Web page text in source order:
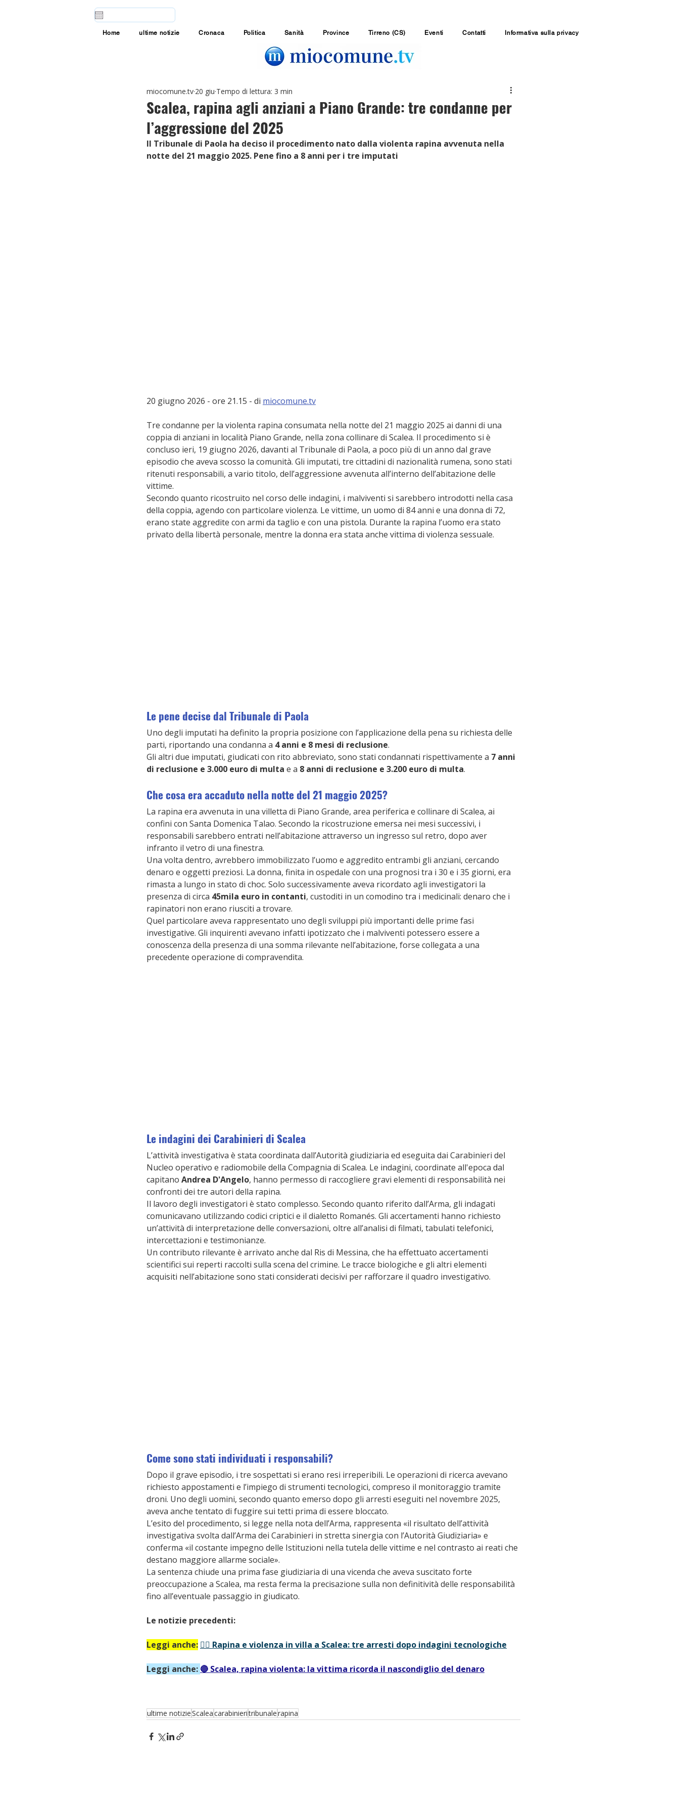
Home ultime notizie Cronaca Politica Sanità Province Tirreno (CS) Eventi Contatti Informativa sulla privacy
Scalea, rapina agli anziani a Piano Grande: tre condanne per
l’aggressione del 2025
miocomune.tv 20 giu Tempo di lettura: 3 min
Il Tribunale di Paola ha deciso il procedimento nato dalla violenta rapina avvenuta nella
notte del 21 maggio 2025. Pene fino a 8 anni per i tre imputati
20 giugno 2026 - ore 21.15 - di miocomune.tv
Tre condanne per la violenta rapina consumata nella notte del 21 maggio 2025 ai danni di una
coppia di anziani in località Piano Grande, nella zona collinare di Scalea. Il procedimento si è
concluso ieri, 19 giugno 2026, davanti al Tribunale di Paola, a poco più di un anno dal grave
episodio che aveva scosso la comunità. Gli imputati, tre cittadini di nazionalità rumena, sono stati
ritenuti responsabili, a vario titolo, dell’aggressione avvenuta all’interno dell’abitazione delle
vittime.
Secondo quanto ricostruito nel corso delle indagini, i malviventi si sarebbero introdotti nella casa
della coppia, agendo con particolare violenza. Le vittime, un uomo di 84 anni e una donna di 72,
erano state aggredite con armi da taglio e con una pistola. Durante la rapina l’uomo era stato
privato della libertà personale, mentre la donna era stata anche vittima di violenza sessuale.
Le pene decise dal Tribunale di Paola
Uno degli imputati ha definito la propria posizione con l’applicazione della pena su richiesta delle
parti, riportando una condanna a 4 anni e 8 mesi di reclusione.
Gli altri due imputati, giudicati con rito abbreviato, sono stati condannati rispettivamente a 7 anni
di reclusione e 3.000 euro di multa e a 8 anni di reclusione e 3.200 euro di multa.
Che cosa era accaduto nella notte del 21 maggio 2025?
La rapina era avvenuta in una villetta di Piano Grande, area periferica e collinare di Scalea, ai
confini con Santa Domenica Talao. Secondo la ricostruzione emersa nei mesi successivi, i
responsabili sarebbero entrati nell’abitazione attraverso un ingresso sul retro, dopo aver
infranto il vetro di una finestra.
Una volta dentro, avrebbero immobilizzato l’uomo e aggredito entrambi gli anziani, cercando
denaro e oggetti preziosi. La donna, finita in ospedale con una prognosi tra i 30 e i 35 giorni, era
rimasta a lungo in stato di choc. Solo successivamente aveva ricordato agli investigatori la
presenza di circa 45mila euro in contanti, custoditi in un comodino tra i medicinali: denaro che i
rapinatori non erano riusciti a trovare.
Quel particolare aveva rappresentato uno degli sviluppi più importanti delle prime fasi
investigative. Gli inquirenti avevano infatti ipotizzato che i malviventi potessero essere a
conoscenza della presenza di una somma rilevante nell’abitazione, forse collegata a una
precedente operazione di compravendita.
Le indagini dei Carabinieri di Scalea
L’attività investigativa è stata coordinata dall’Autorità giudiziaria ed eseguita dai Carabinieri del
Nucleo operativo e radiomobile della Compagnia di Scalea. Le indagini, coordinate all'epoca dal
capitano Andrea D'Angelo, hanno permesso di raccogliere gravi elementi di responsabilità nei
confronti dei tre autori della rapina.
Il lavoro degli investigatori è stato complesso. Secondo quanto riferito dall’Arma, gli indagati
comunicavano utilizzando codici criptici e il dialetto Romanés. Gli accertamenti hanno richiesto
un’attività di interpretazione delle conversazioni, oltre all’analisi di filmati, tabulati telefonici,
intercettazioni e testimonianze.
Un contributo rilevante è arrivato anche dal Ris di Messina, che ha effettuato accertamenti
scientifici sui reperti raccolti sulla scena del crimine. Le tracce biologiche e gli altri elementi
acquisiti nell’abitazione sono stati considerati decisivi per rafforzare il quadro investigativo.
Come sono stati individuati i responsabili?
Dopo il grave episodio, i tre sospettati si erano resi irreperibili. Le operazioni di ricerca avevano
richiesto appostamenti e l’impiego di strumenti tecnologici, compreso il monitoraggio tramite
droni. Uno degli uomini, secondo quanto emerso dopo gli arresti eseguiti nel novembre 2025,
aveva anche tentato di fuggire sui tetti prima di essere bloccato.
L’esito del procedimento, si legge nella nota dell’Arma, rappresenta «il risultato dell’attività
investigativa svolta dall’Arma dei Carabinieri in stretta sinergia con l’Autorità Giudiziaria» e
conferma «il costante impegno delle Istituzioni nella tutela delle vittime e nel contrasto ai reati che
destano maggiore allarme sociale».
La sentenza chiude una prima fase giudiziaria di una vicenda che aveva suscitato forte
preoccupazione a Scalea, ma resta ferma la precisazione sulla non definitività delle responsabilità
fino all’eventuale passaggio in giudicato.
Le notizie precedenti:
Leggi anche: 👮‍♂️ Rapina e violenza in villa a Scalea: tre arresti dopo indagini tecnologiche
Leggi anche: 🔴 Scalea, rapina violenta: la vittima ricorda il nascondiglio del denaro
ultime notizieScaleacarabinieritribunalerapina